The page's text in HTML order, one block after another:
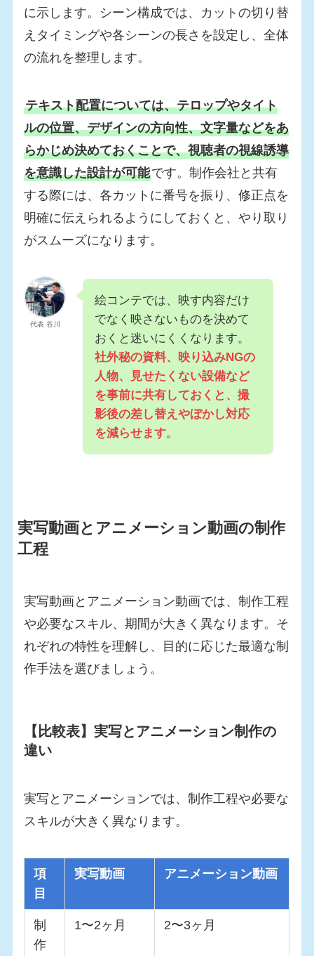
に示します。シーン構成では、カットの切り替
えタイミングや各シーンの長さを設定し、全体
の流れを整理します。
テキスト配置については、テロップやタイト
ルの位置、デザインの方向性、文字量などをあ
らかじめ決めておくことで、視聴者の視線誘導
を意識した設計が可能です。制作会社と共有
する際には、各カットに番号を振り、修正点を
明確に伝えられるようにしておくと、やり取り
がスムーズになります。
代表 谷川
絵コンテでは、映す内容だけ
でなく映さないものを決めて
おくと迷いにくくなります。
社外秘の資料、映り込みNGの
人物、見せたくない設備など
を事前に共有しておくと、撮
影後の差し替えやぼかし対応
を減らせます。
実写動画とアニメーション動画の制作
工程
実写動画とアニメーション動画では、制作工程
や必要なスキル、期間が大きく異なります。そ
れぞれの特性を理解し、目的に応じた最適な制
作手法を選びましょう。
【比較表】実写とアニメーション制作の
違い
実写とアニメーションでは、制作工程や必要な
スキルが大きく異なります。
項
目
実写動画 アニメーション動画
制
作
1〜2ヶ月 2〜3ヶ月